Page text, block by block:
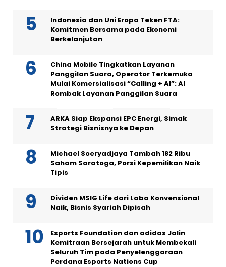
Indonesia dan Uni Eropa Teken FTA:
Komitmen Bersama pada Ekonomi
Berkelanjutan
China Mobile Tingkatkan Layanan
Panggilan Suara, Operator Terkemuka
Mulai Komersialisasi “Calling + AI”: AI
Rombak Layanan Panggilan Suara
ARKA Siap Ekspansi EPC Energi, Simak
Strategi Bisnisnya ke Depan
Michael Soeryadjaya Tambah 182 Ribu
Saham Saratoga, Porsi Kepemilikan Naik
Tipis
Dividen MSIG Life dari Laba Konvensional
Naik, Bisnis Syariah Dipisah
Esports Foundation dan adidas Jalin
Kemitraan Bersejarah untuk Membekali
Seluruh Tim pada Penyelenggaraan
Perdana Esports Nations Cup